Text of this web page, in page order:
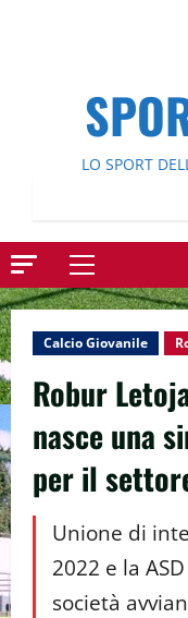
LO SPORT
Menu
principale
Calcio Giovanile
Robur
nasce una
per il
Unione di
2022 e la
società